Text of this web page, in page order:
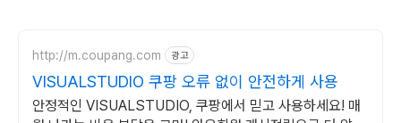
http://m.coupang.com 광고
VISUALSTUDIO 쿠팡 오류 없이 안전하게 사용
안정적인 VISUALSTUDIO, 쿠팡에서 믿고 사용하세요! 매